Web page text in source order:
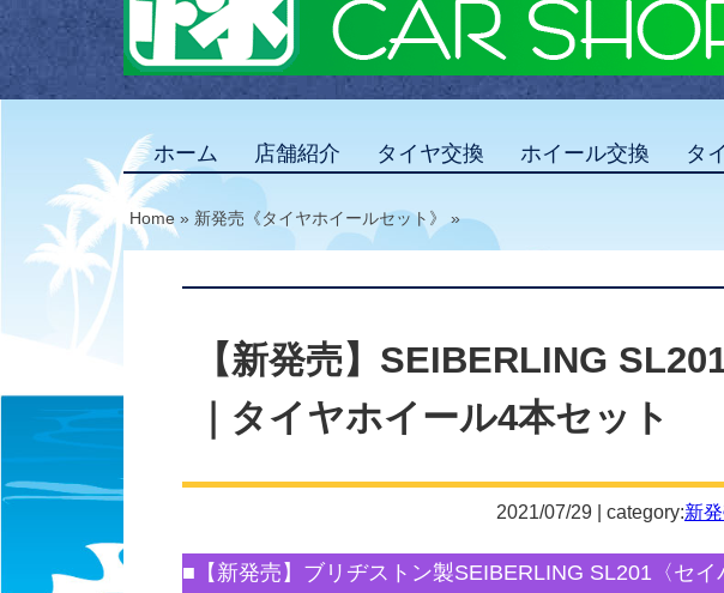
ホーム 店舗紹介 タイヤ交換 ホイール交換 タ
Home » 新発売《タイヤホイールセット》 »
【新発売】SEIBERLING
｜タイヤホイール4本セット
2021/07/29 | category:新
■【新発売】ブリヂストン製SEIBERLING SL201〈セイ